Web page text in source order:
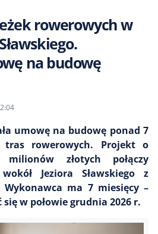
rowerowych w
na budowę
umowę na budowę ponad 7
tras rowerowych. Projekt o
złotych połączy
Jeziora Sławskiego z
ma 7 miesięcy –
w połowie grudnia 2026 r.